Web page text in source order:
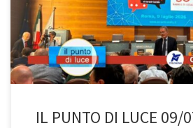
storico: i cinquant’anni dalla sentenza che
monopolio statale, dando voce al
IL PUNTO DI LUCE 09/